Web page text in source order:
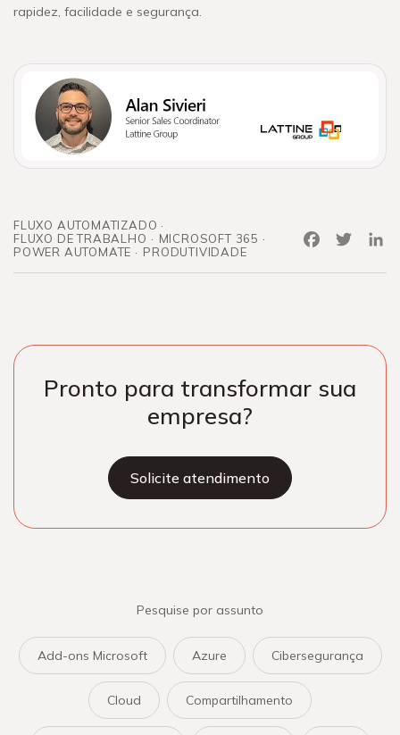
rapidez, facilidade e segurança.
FLUXO AUTOMATIZADO
FLUXO DE TRABALHO
MICROSOFT 365
POWER AUTOMATE
PRODUTIVIDADE
FacebookTwitter
Pronto para transformar sua
empresa?
Solicite atendimento
Pesquise por assunto
Add-ons Microsoft Azure Cibersegurança
Cloud Compartilhamento